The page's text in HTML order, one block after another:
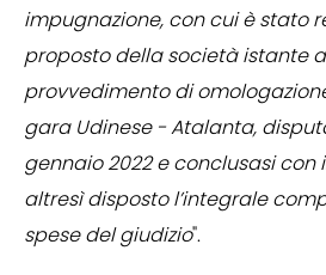
impugnazione, con cui è stato
proposto della società istante
provvedimento di
gara Udinese - Atalanta,
gennaio 2022 e conclusasi con
altresì disposto l’integrale
spese del giudizio".